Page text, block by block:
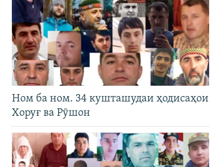
Ном ба ном. 34 кушташудаи ҳодисаҳои
Хоруғ ва Рӯшон